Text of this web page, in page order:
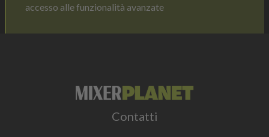
accesso alle funzionalità avanzate
Contatti